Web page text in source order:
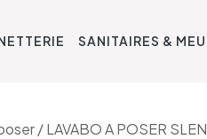
SANITAIRES &
/ LAVABO A POSER